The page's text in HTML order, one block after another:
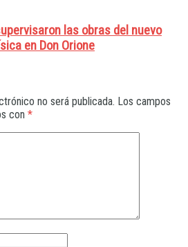
las obras del nuevo
en Don Orione
no será publicada. Los campos
con *